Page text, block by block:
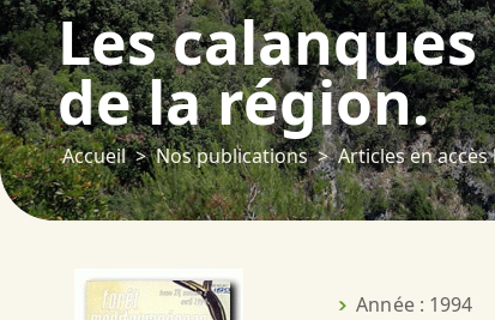
Les
de la région.
Accueil Nos publications Articles en accès
Année : 1994